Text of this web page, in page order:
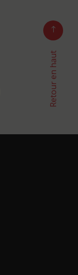
Retour en haut